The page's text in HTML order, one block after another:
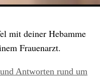
mit deiner Hebamme
Frauenarzt.
Antworten rund um